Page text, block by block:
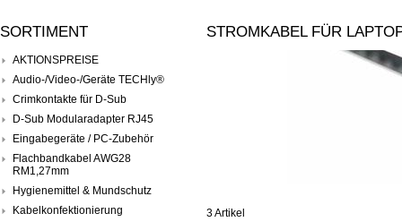
SORTIMENT
AKTIONSPREISE
Audio-/Video-/Geräte TECHly®
Crimkontakte für D-Sub
D-Sub Modularadapter RJ45
Eingabegeräte / PC-Zubehör
Flachbandkabel AWG28
RM1,27mm
Hygienemittel & Mundschutz
Kabelkonfektionierung
STROMKABEL FÜR
3 Artikel